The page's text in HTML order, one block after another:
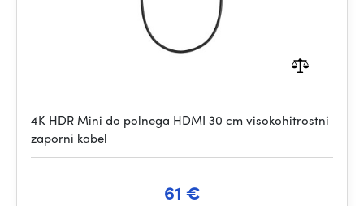
4K HDR Mini do polnega HDMI 30 cm visokohitrostni
zaporni kabel
61 €